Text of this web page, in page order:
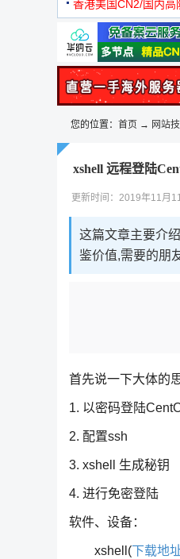
机
香港美国CN2/国内
广告 商业广告，理性选择
您的位置： 首页 → 网站
xshell 远程登陆
更新时间：2019年11月
这篇文章主要介
鉴价值,需要的朋
首先说一下大体的
1. 以密码登陆
2. 配置ssh
3. xshell 生成秘钥
4. 进行免密登陆
软件、设备：
xshell(下载地